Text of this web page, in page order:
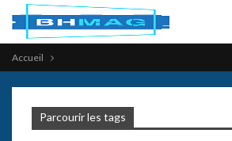
Accueil
Parcourir les tags